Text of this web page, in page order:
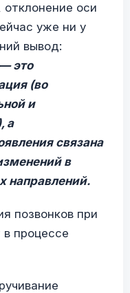
отклонение оси
уже ни у
вывод:
это
(во
и
а
связана
в
направлений.
позвонков при
в процессе